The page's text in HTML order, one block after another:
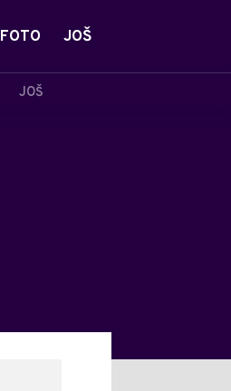
JOŠ
FOTO JOŠ